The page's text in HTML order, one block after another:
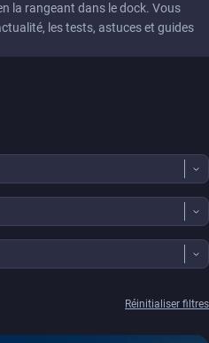
la rangeant dans le dock. Vous
les tests, astuces et guides
Réinitialiser filtres